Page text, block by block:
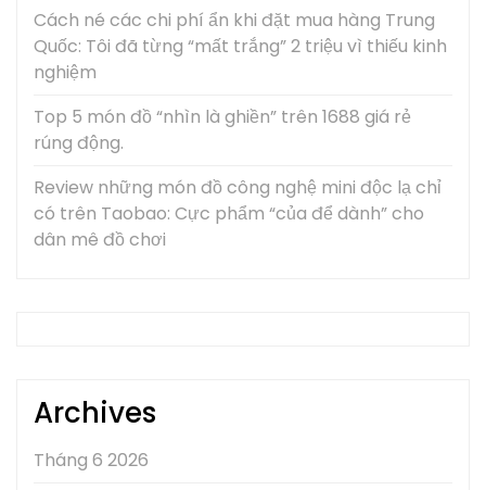
Cách né các chi phí ẩn khi đặt mua hàng Trung
Quốc: Tôi đã từng “mất trắng” 2 triệu vì thiếu kinh
nghiệm
Top 5 món đồ “nhìn là ghiền” trên 1688 giá rẻ
rúng động.
Review những món đồ công nghệ mini độc lạ chỉ
có trên Taobao: Cực phẩm “của để dành” cho
dân mê đồ chơi
Archives
Tháng 6 2026